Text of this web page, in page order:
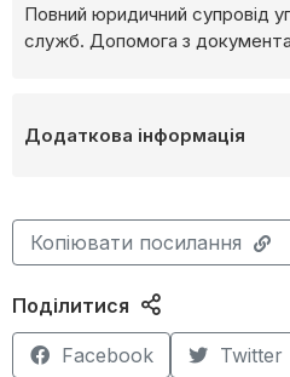
Повний юридичний супровід
служб. Допомога з
Додаткова інформація
Копіювати посилання
Поділитися
Facebook Twitter